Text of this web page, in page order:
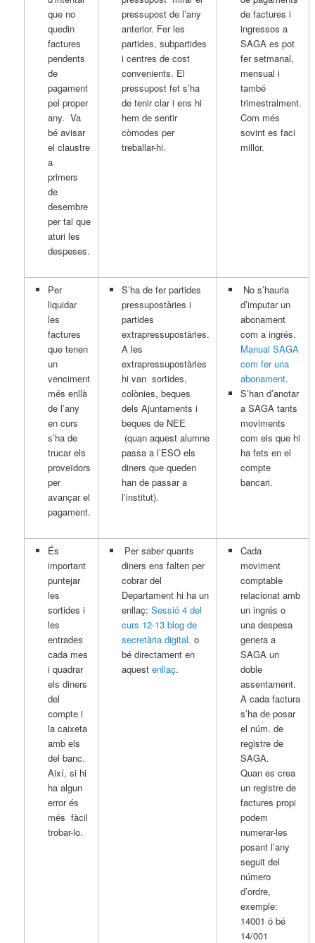
que no
quedin
factures
pendents
de
pagament
pel proper
any. Va
bé avisar
el claustre
a
primers
de
desembre
per tal que
aturi les
despeses.
pressupost de l’any
anterior. Fer les
partides, subpartides
i centres de cost
convenients. El
pressupost fet s’ha
de tenir clar i ens hi
hem de sentir
còmodes per
treballar-hi.
de factures i
ingressos a
SAGA es pot
fer setmanal,
mensual i
també
trimestralment.
Com més
sovint es faci
millor.
Per
liquidar
les
factures
que tenen
un
venciment
més enllà
de l’any
en curs
s’ha de
trucar els
proveïdors
per
avançar el
pagament.
S’ha de fer partides
pressupostàries i
partides
extrapressupostàries.
A les
extrapressupostàries
hi van sortides,
colònies, beques
dels Ajuntaments i
beques de NEE
(quan aquest alumne
passa a l’ESO els
diners que queden
han de passar a
l’institut).
No s’hauria
d’imputar un
abonament
com a ingrés.
Manual SAGA
com fer una
abonament.
S’han d’anotar
a SAGA tants
moviments
com els que hi
ha fets en el
compte
bancari.
És
important
puntejar
les
sortides i
les
entrades
cada mes
i quadrar
els diners
del
compte i
la caixeta
amb els
del banc.
Així, si hi
ha algun
error és
més fàcil
trobar-lo.
Per saber quants
diners ens falten per
cobrar del
Departament hi ha un
enllaç: Sessió 4 del
curs 12-13 blog de
secretària digital. o
bé directament en
aquest enllaç.
Cada
moviment
comptable
relacionat amb
un ingrés o
una despesa
genera a
SAGA un
doble
assentament.
A cada factura
s’ha de posar
el núm. de
registre de
SAGA.
Quan es crea
un registre de
factures propi
podem
numerar-les
posant l’any
seguit del
número
d’ordre,
exemple:
14001 ó bé
14/001